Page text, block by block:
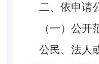
二、依申请
（一）公开
公民、法人